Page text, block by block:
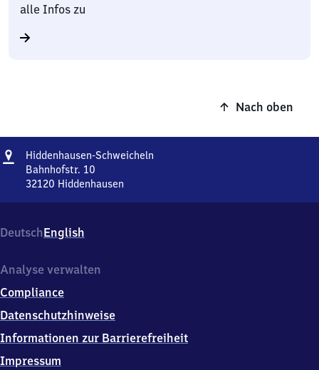
alle Infos zu
Nach oben
Adresse
Hiddenhausen-Schweicheln
Bahnhofstr. 10
32120 Hiddenhausen
Bahnhofstr.
10,
2
2
0
DeutschEnglish
Analyse verwalten
Compliance
Datenschutzhinweise
Informationen zur Barrierefreiheit
Impressum